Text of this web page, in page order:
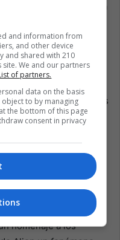
ser una mujer en una
al borde de las
comenta Spaeny
establecida por
como Spaeny
sabiendo que
y redefine los roles
más de la franquicia;
la bandera de 20th
de Disney.Con el
la película cierra
de la franquicia y su
homenaje a los
and information from
and other device
and shared with 210
We and our partners
of partners.
data on the basis
to by managing
the bottom of this page
consent in privacy